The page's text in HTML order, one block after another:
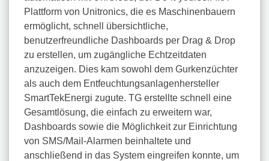
Plattform von Unitronics, die es Maschinenbauern
ermöglicht, schnell übersichtliche,
benutzerfreundliche Dashboards per Drag & Drop
zu erstellen, um zugängliche Echtzeitdaten
anzuzeigen. Dies kam sowohl dem Gurkenzüchter
als auch dem Entfeuchtungsanlagenhersteller
SmartTekEnergi zugute. TG erstellte schnell eine
Gesamtlösung, die einfach zu erweitern war,
Dashboards sowie die Möglichkeit zur Einrichtung
von SMS/Mail-Alarmen beinhaltete und
anschließend in das System eingreifen konnte, um